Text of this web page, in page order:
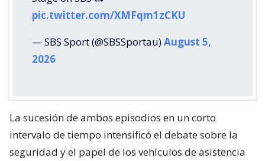
pic.twitter.com/XMFqm1zCKU
— SBS Sport (@SBSSportau)August 5,
2026
La sucesión de ambos episodios en un corto
intervalo de tiempo intensificó el debate sobre la
seguridad y el papel de los vehículos de asistencia